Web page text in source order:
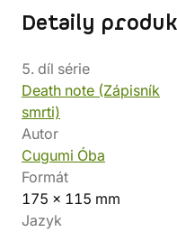
Detaily
5. díl série
Death note (Zápisník
smrti)
Autor
Cugumi Óba
Formát
175 x 115 mm
Jazyk